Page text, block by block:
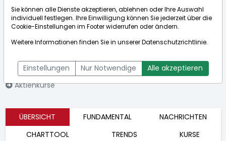
AG
[WKN: 511880 | ISIN:
DE0005118806]
Aktienkurse
Bid:0,460€Ask:0,496€
ÜBERSICHT FUNDAMENTAL
NACHRICHTEN
CHARTTOOL
TRENDS KURSE
Sie können alle Dienste akzeptieren, ablehnen oder Ihre Auswahl
individuell festlegen. Ihre Einwilligung können Sie jederzeit über die
Cookie-Einstellungen im Footer widerrufen oder ändern.
Weitere Informationen finden Sie in unsererDatenschutzrichtlinie.
Einstellungen Nur Notwendige Alle akzeptieren